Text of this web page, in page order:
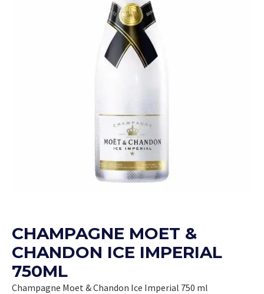
CHAMPAGNE MOET &
CHANDON ICE IMPERIAL
750ML
Champagne Moet & Chandon Ice Imperial 750 ml